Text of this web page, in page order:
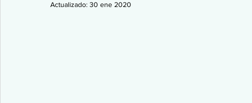
Actualizado: 30 ene 2020